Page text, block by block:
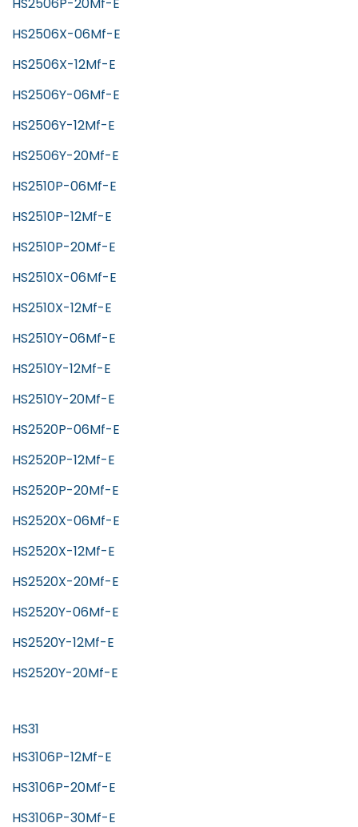
HS2506P-20Mf-E
HS2506X-06Mf-E
HS2506X-12Mf-E
HS2506Y-06Mf-E
HS2506Y-12Mf-E
HS2506Y-20Mf-E
HS2510P-06Mf-E
HS2510P-12Mf-E
HS2510P-20Mf-E
HS2510X-06Mf-E
HS2510X-12Mf-E
HS2510Y-06Mf-E
HS2510Y-12Mf-E
HS2510Y-20Mf-E
HS2520P-06Mf-E
HS2520P-12Mf-E
HS2520P-20Mf-E
HS2520X-06Mf-E
HS2520X-12Mf-E
HS2520X-20Mf-E
HS2520Y-06Mf-E
HS2520Y-12Mf-E
HS2520Y-20Mf-E
HS31
HS3106P-12Mf-E
HS3106P-20Mf-E
HS3106P-30Mf-E